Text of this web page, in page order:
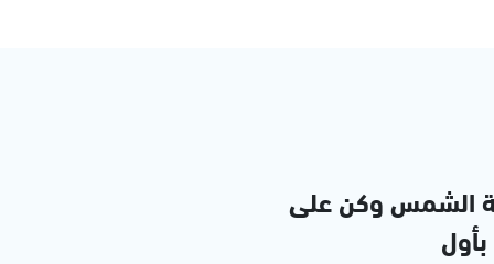
الشمس وكن على
بأول